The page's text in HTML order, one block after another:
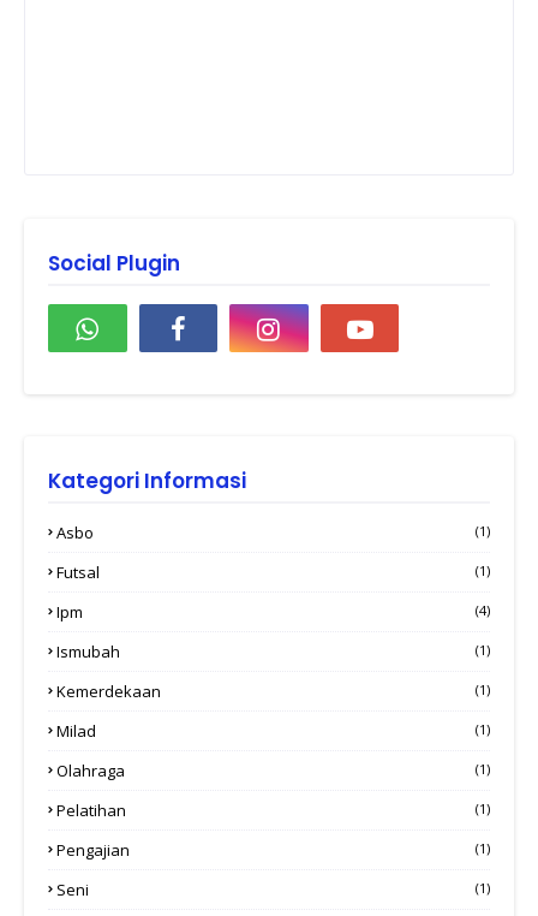
Social Plugin
Kategori Informasi
Asbo (1)
Futsal (1)
Ipm (4)
Ismubah (1)
Kemerdekaan (1)
Milad (1)
Olahraga (1)
Pelatihan (1)
Pengajian (1)
Seni (1)